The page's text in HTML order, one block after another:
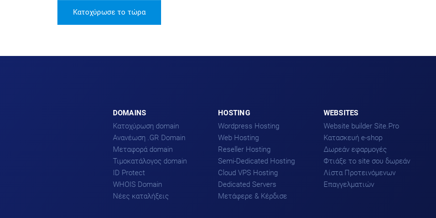
Κατοχύρωσε το τώρα
DOMAINS
Κατοχύρωση domain
Ανανέωση .GR Domain
Μεταφορά domain
Τιμοκατάλογος domain
ID Protect
WHOIS Domain
Νέες καταλήξεις
HOSTING
Wordpress Hosting
Web Hosting
Reseller Hosting
Semi-Dedicated Hosting
Cloud VPS Hosting
Dedicated Servers
Μετάφερε & Κέρδισε
WEBSITES
Website builder Site.Pro
Kατασκευή e-shop
Δωρεάν εφαρμογές
Φτιάξε το site σου δωρεάν
Λίστα Προτεινόμενων
Επαγγελματιών